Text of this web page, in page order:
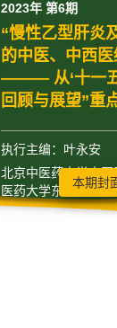
2023年 第6期
“慢性乙型肝炎
的中医、中西
——— 从‘十一五
回顾与展望”重
执行主编：叶永安
北京中医药大学中
医药大学东直门医院
本期封